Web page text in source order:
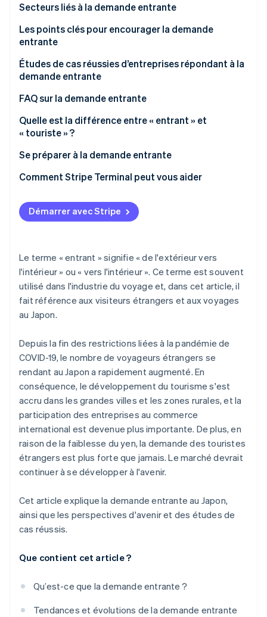
Le grand séisme de l’est du Japon
Hausse consécutive de la demande entrante
Secteurs liés à la demande entrante
Les points clés pour encourager la demande
entrante
Mettre en place une infrastructure de paiement
les sites web
Utiliser les subventions pour le tourisme entrant
Études de cas réussies d’entreprises répondant à la
demande entrante
Huis Ten Bosch
Matsumoto Kiyoshi
FAQ sur la demande entrante
Quelle est la différence entre « entrant » et
« touriste » ?
Quel est le contraire d’entrant ?
Quels sont les problèmes et les défis liés à la
Se préparer à la demande entrante
Comment Stripe Terminal peut vous aider
Démarrer avec Stripe
Le terme « entrant » signifie « de l'extérieur vers
l'intérieur » ou « vers l'intérieur ». Ce terme est souvent
utilisé dans l'industrie du voyage et, dans cet article, il
fait référence aux visiteurs étrangers et aux voyages
au Japon.
Depuis la fin des restrictions liées à la pandémie de
COVID-19, le nombre de voyageurs étrangers se
rendant au Japon a rapidement augmenté. En
conséquence, le développement du tourisme s'est
accru dans les grandes villes et les zones rurales, et la
participation des entreprises au commerce
international est devenue plus importante. De plus, en
raison de la faiblesse du yen, la demande des touristes
étrangers est plus forte que jamais. Le marché devrait
continuer à se développer à l'avenir.
Cet article explique la demande entrante au Japon,
ainsi que les perspectives d'avenir et des études de
cas réussis.
Que contient cet article ?
Qu’est-ce que la demande entrante ?
Tendances et évolutions de la demande entrante